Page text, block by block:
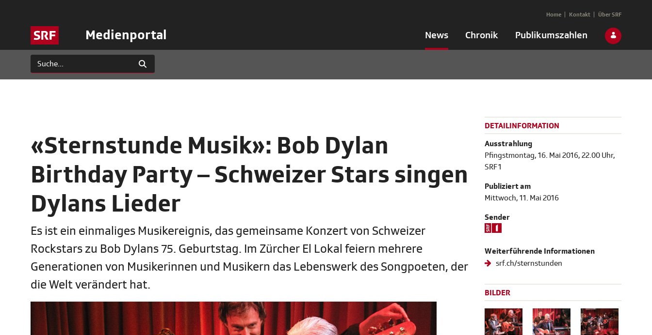
Medienportal News Chronik Publikumszahlen
Home Kontakt Über SRF
«Sternstunde Musik»: Bob Dylan
Birthday Party – Schweizer Stars singen
Dylans Lieder
Es ist ein einmaliges Musikereignis, das gemeinsame Konzert von Schweizer
Rockstars zu Bob Dylans 75. Geburtstag. Im Zürcher El Lokal feiern mehrere
Generationen von Musikerinnen und Musikern das Lebenswerk des Songpoeten, der
die Welt verändert hat.
DETAILINFORMATION
Ausstrahlung
Pfingstmontag, 16. Mai 2016, 22.00 Uhr,
SRF 1
Publiziert am
Mittwoch, 11. Mai 2016
Sender
Weiterführende Informationen
srf.ch/sternstunden
BILDER